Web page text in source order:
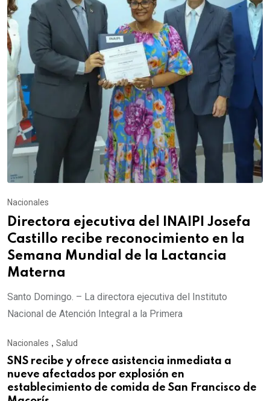
Nacionales
Directora ejecutiva del INAIPI Josefa
Castillo recibe reconocimiento en la
Semana Mundial de la Lactancia
Materna
Santo Domingo. – La directora ejecutiva del Instituto
Nacional de Atención Integral a la Primera
Nacionales , Salud
SNS recibe y ofrece asistencia inmediata a
nueve afectados por explosión en
establecimiento de comida de San Francisco de